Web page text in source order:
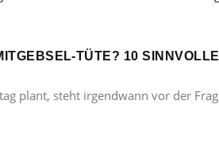
TÜTE? 10
plant, steht irgendwann vor der